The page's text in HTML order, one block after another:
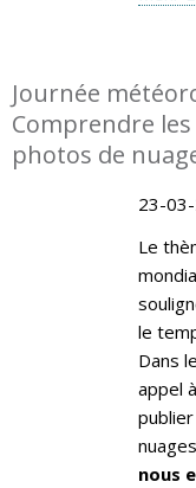
Journée
Comprendre les
photos de
23-
Le
le
Dans
appel
nous